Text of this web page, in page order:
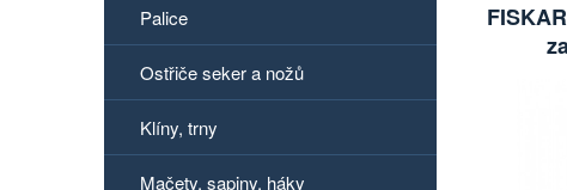
Palice
Ostřiče seker a nožů
Klíny, trny
Mačety, sapiny, háky